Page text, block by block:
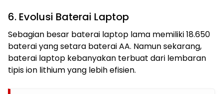
6. Evolusi Baterai Laptop
Sebagian besar baterai laptop lama memiliki 18.650
baterai yang setara baterai AA. Namun sekarang,
baterai laptop kebanyakan terbuat dari lembaran
tipis ion lithium yang lebih efisien.